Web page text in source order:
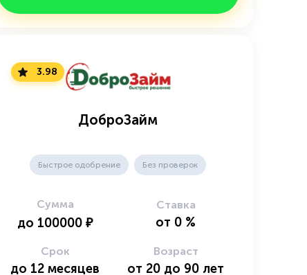
3.98
ДоброЗайм
Быстрое одобрение Без проверок
Сумма
до 100000 ₽
Ставка
от 0 %
Срок
до 12 месяцев
Возраст
от 20 до 90 лет